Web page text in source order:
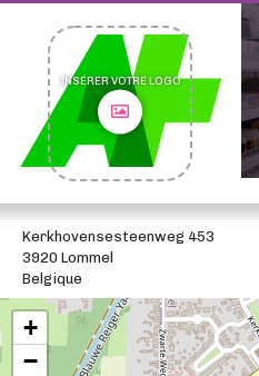
INSÉRER VOTRE LOGO
Kerkhovensesteenweg 453
3920 Lommel
Belgique
+
−